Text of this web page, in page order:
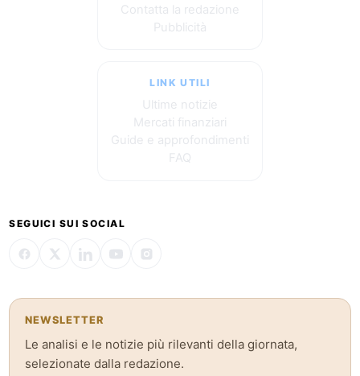
Contatta la redazione
Pubblicità
LINK UTILI
Ultime notizie
Mercati finanziari
Guide e approfondimenti
FAQ
SEGUICI SUI SOCIAL
NEWSLETTER
Le analisi e le notizie più rilevanti della giornata,
selezionate dalla redazione.